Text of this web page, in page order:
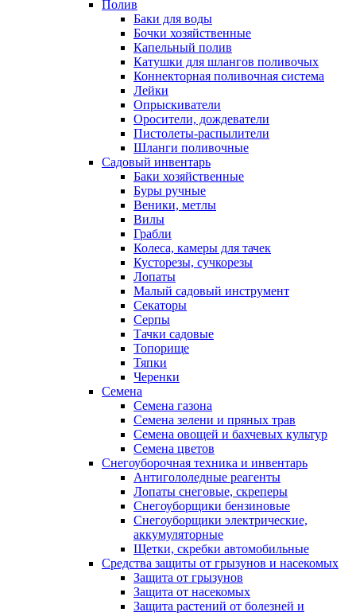
Полив
Баки для воды
Бочки хозяйственные
Капельный полив
Катушки для шлангов поливочых
Коннекторная поливочная система
Лейки
Опрыскиватели
Оросители, дождеватели
Пистолеты-распылители
Шланги поливочные
Садовый инвентарь
Баки хозяйственные
Буры ручные
Веники, метлы
Вилы
Грабли
Колеса, камеры для тачек
Кусторезы, сучкорезы
Лопаты
Малый садовый инструмент
Секаторы
Серпы
Тачки садовые
Топорище
Тяпки
Черенки
Семена
Семена газона
Семена зелени и пряных трав
Семена овощей и бахчевых культур
Семена цветов
Снегоуборочная техника и инвентарь
Антигололедные реагенты
Лопаты снеговые, скреперы
Снегоуборщики бензиновые
Снегоуборщики электрические,
аккумуляторные
Щетки, скребки автомобильные
Средства защиты от грызунов и насекомых
Защита от грызунов
Защита от насекомых
Защита растений от болезней и